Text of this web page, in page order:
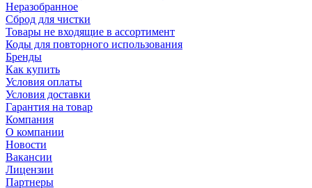
Неразобранное
Сброд для чистки
Товары не входящие в ассортимент
Коды для повторного использования
Бренды
Как купить
Условия оплаты
Условия доставки
Гарантия на товар
Компания
О компании
Новости
Вакансии
Лицензии
Партнеры